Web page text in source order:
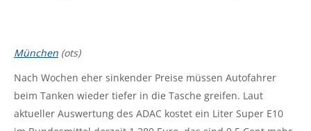
München (ots)
Nach Wochen eher sinkender Preise müssen Autofahrer
beim Tanken wieder tiefer in die Tasche greifen. Laut
aktueller Auswertung des ADAC kostet ein Liter Super E10